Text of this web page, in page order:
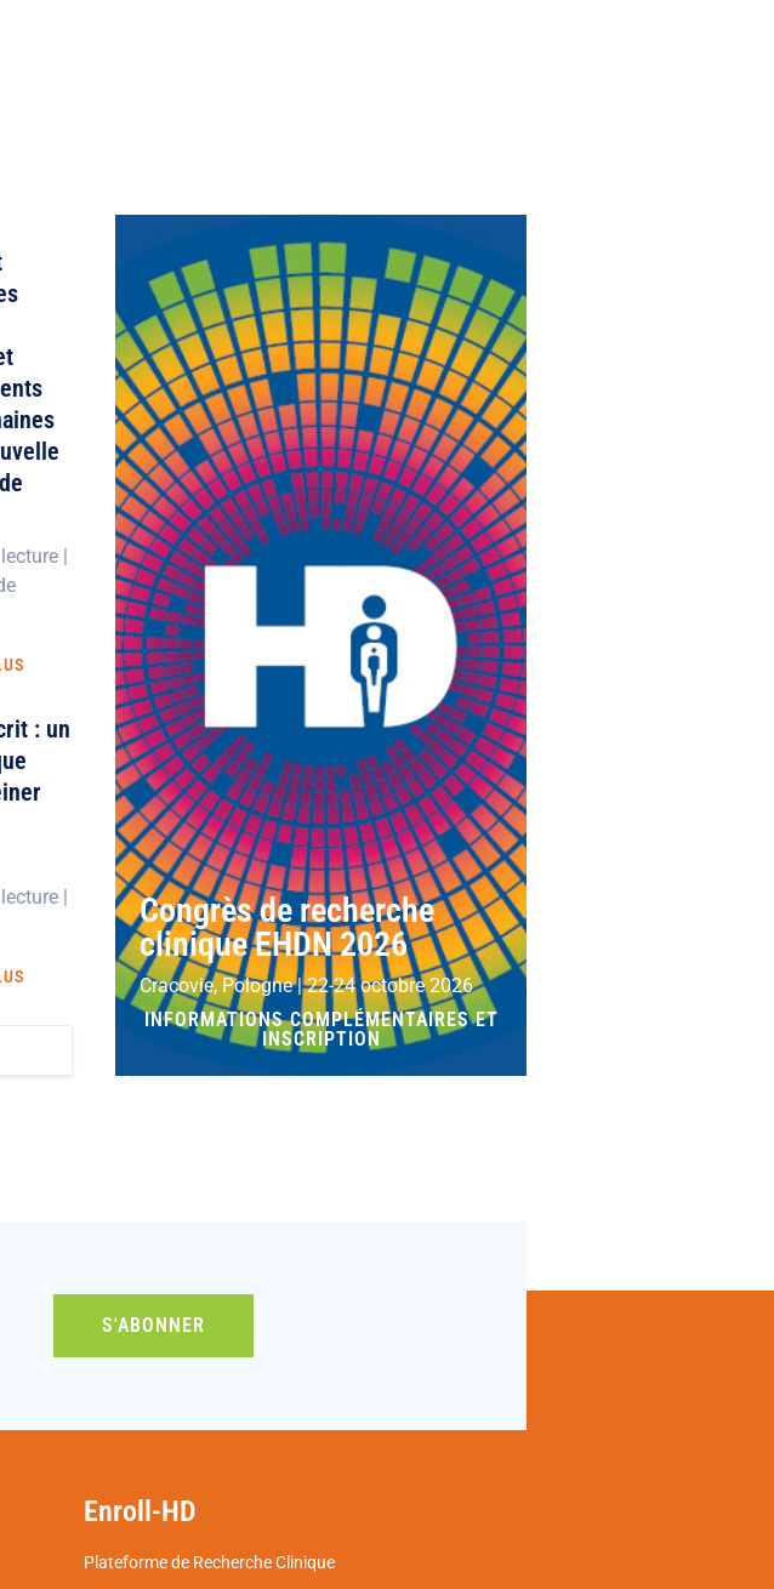
|
: un
|
Congrès de recherche
clinique EHDN 2026
Cracovie, Pologne | 22-24 octobre 2026
INFORMATIONS COMPLÉMENTAIRES ET
INSCRIPTION
S'ABONNER
Enroll-HD
Plateforme de Recherche Clinique